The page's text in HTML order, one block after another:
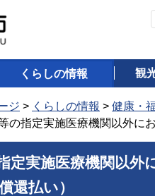
くらしの情報 観
ジ > くらしの情報 > 健康・
の指定実施医療機関以外に
定実施医療機関以外
還払い）